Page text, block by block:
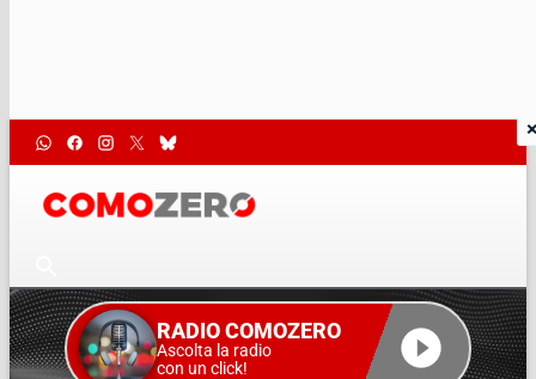
RADIO COMOZERO
Ascolta la radio
con un click!